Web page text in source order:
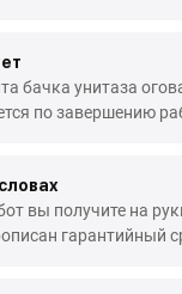
бачка унитаза
по завершению
вы получите на
гарантийный